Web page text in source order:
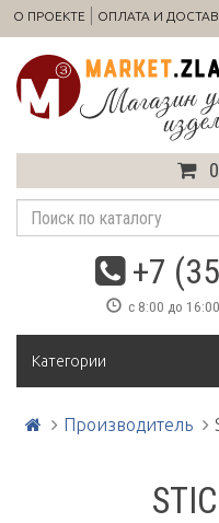
О ПРОЕКТЕ ОПЛАТА И
+7
с 8:00 до
Категории
Производитель